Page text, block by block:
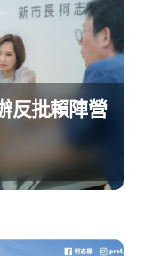
反批賴陣營